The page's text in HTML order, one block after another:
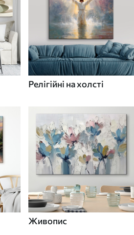
Релігійні на холсті
Живопис